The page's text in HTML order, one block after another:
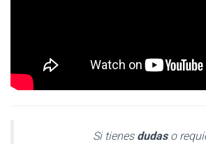
Si tienes dudaso